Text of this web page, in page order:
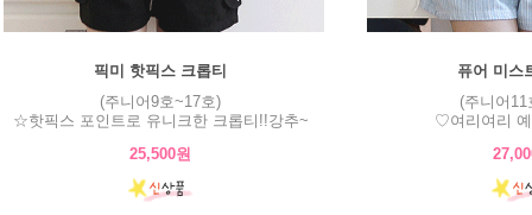
픽미 핫픽스 크롭티
(주니어9호~17호)
☆핫픽스 포인트로 유니크한 크롭티!!강추~
25,500원
퓨어 미스
(주니어11
♡여리여리